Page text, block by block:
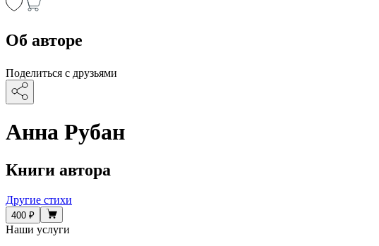
Об авторе
Поделиться с друзьями
Анна Рубан
Книги автора
Другие стихи
400 ₽
Наши услуги